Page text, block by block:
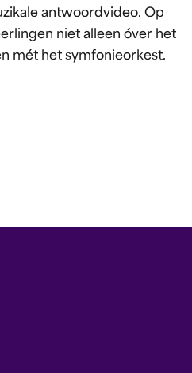
antwoordvideo. Op
niet alleen óver het
mét het symfonieorkest.